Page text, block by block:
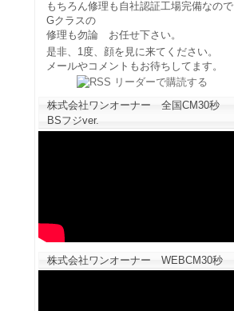
もちろん修理も自社認証工場完備なので
Gクラスの
修理も勿論 お任せ下さい。
是非、1度、顔を見に来てください。
メールやコメントもお待ちしてます。
株式会社ワンオーナー 全国CM30秒
BSフジver.
株式会社ワンオーナー WEBCM30秒